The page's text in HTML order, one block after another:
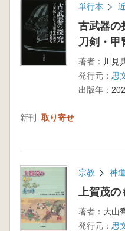
単行本
古武器の
刀剣・甲
著者： 川見
発行元： 思
出版年：
新刊 取り寄せ
宗教 神道
上賀茂の
著者：
発行元： 思